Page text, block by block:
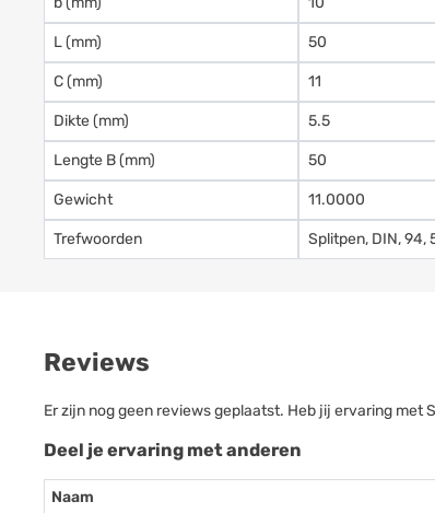
L (mm) 50
C (mm) 11
Dikte (mm) 5.5
Lengte B (mm) 50
Gewicht 11.0000
Trefwoorden Splitpen, DIN, 94,
Reviews
Er zijn nog geen reviews geplaatst. Heb jij ervaring met
Deel je ervaring met anderen
Naam